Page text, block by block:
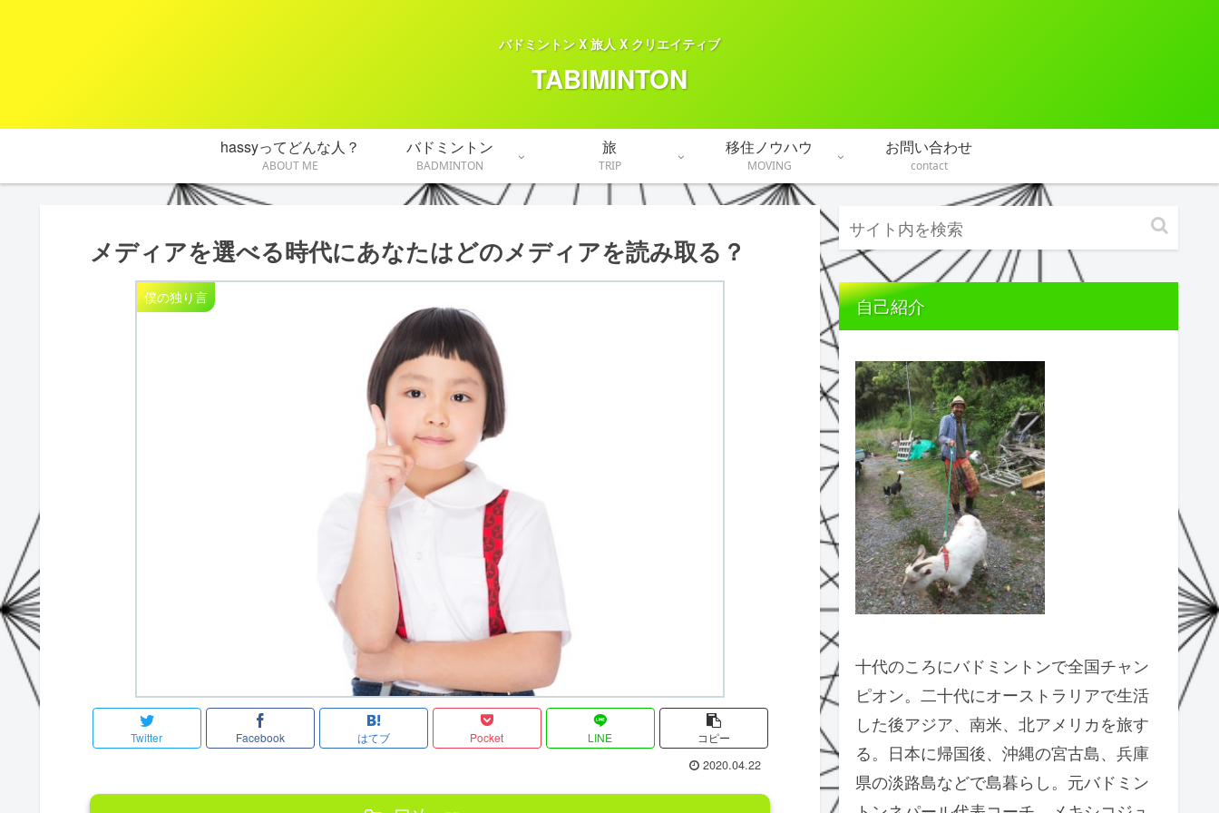
バドミントン X 旅人 X クリエイティブ
TABIMINTON
hassyってどんな人？
ABOUT ME
バドミントン
BADMINTON
旅
TRIP
移住ノウハウ
MOVING
お問い合わせ
contact
メディアを選べる時代にあなたはどのメディアを読み取る？
僕の独り言
Twitter Facebook はてブ Pocket LINE コピー
2020.04.22
自己紹介
十代のころにバドミントンで全国チャン
ピオン。二十代にオーストラリアで生活
した後アジア、南米、北アメリカを旅す
る。日本に帰国後、沖縄の宮古島、兵庫
県の淡路島などで島暮らし。元バドミン